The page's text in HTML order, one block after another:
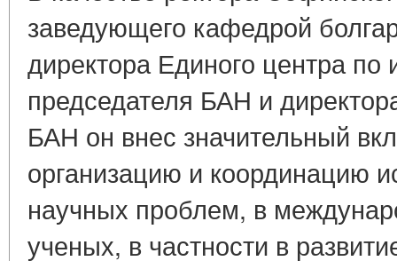
заведующего кафедрой
директора Единого центра по
председателя БАН и
БАН он внес значительный
организацию и координацию
научных проблем, в
ученых, в частности в